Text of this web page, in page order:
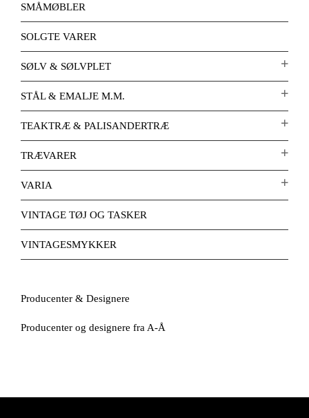
SMÅMØBLER
SOLGTE VARER
SØLV & SØLVPLET
STÅL & EMALJE M.M.
TEAKTRÆ & PALISANDERTRÆ
TRÆVARER
VARIA
VINTAGE TØJ OG TASKER
VINTAGESMYKKER
Producenter & Designere
Producenter og designere fra A-Å